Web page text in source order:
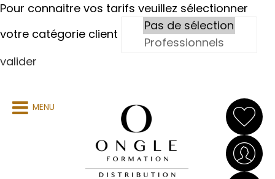
Pour connaitre vos tarifs veuillez sélectionner
votre catégorie client
valider
MENU